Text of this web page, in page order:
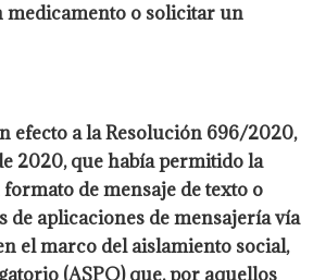
o solicitar un
efecto a la Resolución 696/2020,
2020, que había permitido la
de mensaje de texto o
de aplicaciones de mensajería vía
el marco del aislamiento social,
(ASPO) que, por aquellos